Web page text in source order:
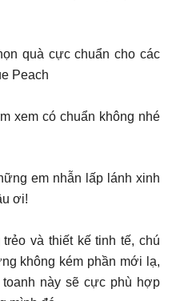
quà cực chuẩn cho các
Peach
xem có chuẩn không nhé
em nhẫn lấp lánh xinh
ơi!
và thiết kế tinh tế, chú
không kém phần mới lạ,
này sẽ cực phù hợp